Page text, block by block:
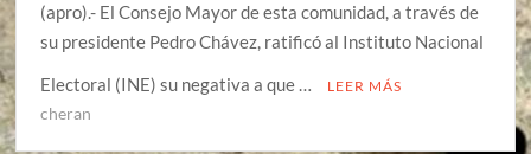
(apro).- El Consejo Mayor de esta comunidad, a través de
su presidente Pedro Chávez, ratificó al Instituto Nacional
Electoral (INE) su negativa a que …
LEER MÁS
cheran